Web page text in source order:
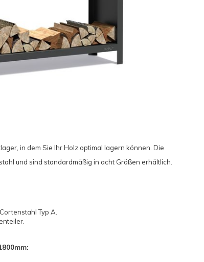
in dem Sie Ihr Holz optimal lagern können. Die
und sind standardmäßig in acht Größen erhältlich.
Typ A.